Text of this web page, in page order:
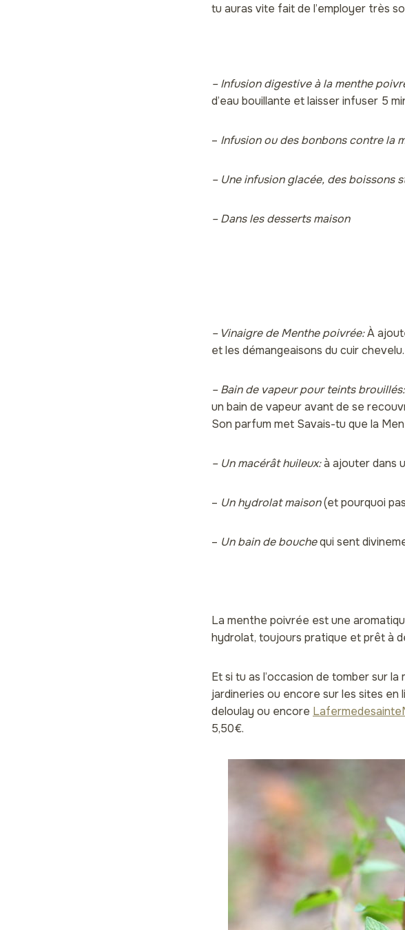
tu auras vite fait de l’employer très
– Infusion digestive à la menthe
d’eau bouillante et laisser infuser 5
– Infusion ou des bonbons contre la
– Une infusion glacée, des boissons
– Dans les desserts maison
– Vinaigre de Menthe poivrée:À
et les démangeaisons du cuir chevelu.
– Bain de vapeur pour teints brouillés:
un bain de vapeur avant de se
Son parfum met Savais-tu que la
– Un macérât huileux:à ajouter dans
– Un hydrolat maison(et pourquoi
– Un bain de bouchequi sent
La menthe poivrée est une
hydrolat, toujours pratique et prêt à
Et si tu as l’occasion de tomber sur
jardineries ou encore sur les sites en
deloulay ou encore
5,50€.